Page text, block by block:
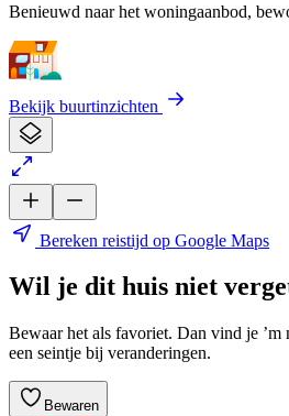
Benieuwd naar het woningaanbod,
Bekijk buurtinzichten
Bereken reistijd op Google Maps
Wil je dit huis niet
Bewaar het als favoriet. Dan vind je
een seintje bij veranderingen.
Bewaren